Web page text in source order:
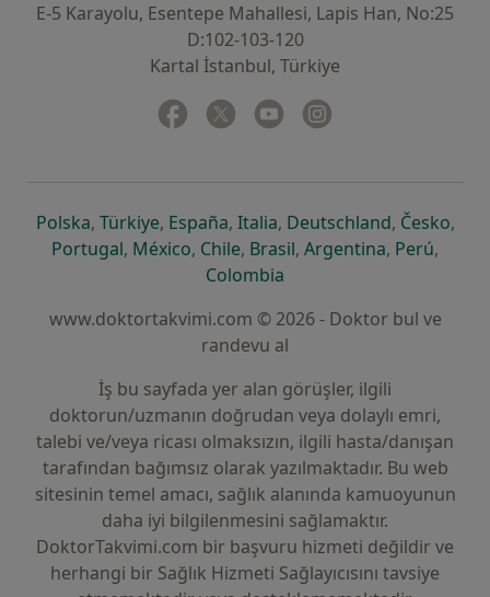
E-5 Karayolu, Esentepe Mahallesi, Lapis Han, No:25
D:102-103-120
Kartal İstanbul, Türkiye
Facebook
yeni bir sekmede açılır
Twitter
yeni bir sekmede açılır
Youtube
yeni bir sekmede açılır
Polskayeni bir sekmede açılır
, Türkiyeyeni bir sekmede açılır
, Españayeni bir sekmede açılır
, Italiayeni bir sekmede açılır
, Deutschlandyeni bir
, Českoyeni
,
Portugalyeni bir sekmede açılır
, Méxicoyeni bir sekmede açılır
, Chileyeni bir sekmede açılır
, Brasilyeni bir sekmede açılır
, Argentinayeni bir
, Perúyeni
,
Colombia
www.doktortakvimi.com © 2026 - Doktor bul ve
randevu al
İş bu sayfada yer alan görüşler, ilgili
doktorun/uzmanın doğrudan veya dolaylı emri,
talebi ve/veya ricası olmaksızın, ilgili hasta/danışan
tarafından bağımsız olarak yazılmaktadır. Bu web
sitesinin temel amacı, sağlık alanında kamuoyunun
daha iyi bilgilenmesini sağlamaktır.
DoktorTakvimi.com bir başvuru hizmeti değildir ve
herhangi bir Sağlık Hizmeti Sağlayıcısını tavsiye